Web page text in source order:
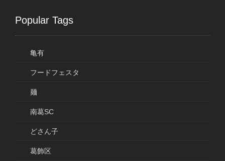
Popular Tags
亀有
フードフェスタ
麺
南葛SC
どさん子
葛飾区